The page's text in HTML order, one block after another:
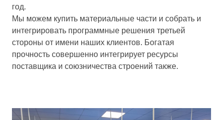
год.
Мы можем купить материальные части и собрать и
интегрировать программные решения третьей
стороны от имени наших клиентов. Богатая
прочность совершенно интегрирует ресурсы
поставщика и союзничества строений также.